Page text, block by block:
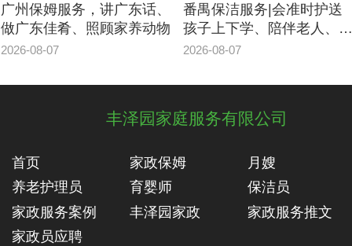
东话、
养动物
番禺保洁服务|会准时护送
孩子上下学、陪伴老人、讲
海珠区月嫂中心
缔造好口碑
丰泽园家庭服务有限公司
首页 家政保姆
月嫂
养老护理员
育婴师
保洁员
家政服务案例
丰泽园家政
家政服务推文
家政员应聘